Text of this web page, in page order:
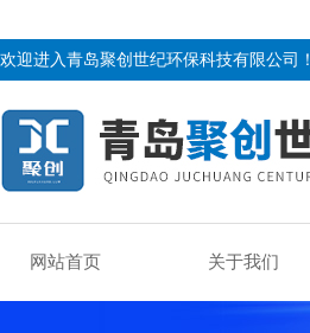
欢迎进入青岛聚创世纪环保科技有限公司！
网站首页 关于我们